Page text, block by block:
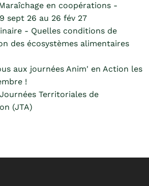
en coopérations -
sept 26 au 26 fév 27
- Quelles conditions de
des écosystèmes alimentaires
aux journées Anim' en Action les
!
Territoriales de
(JTA)